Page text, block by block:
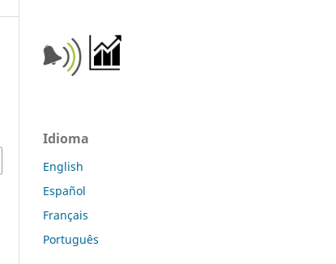
Idioma
English
Español
Français
Português